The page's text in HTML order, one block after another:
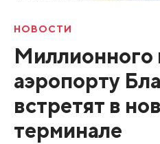
НОВОСТИ
Миллионного
аэропорту
встретят в
терминале